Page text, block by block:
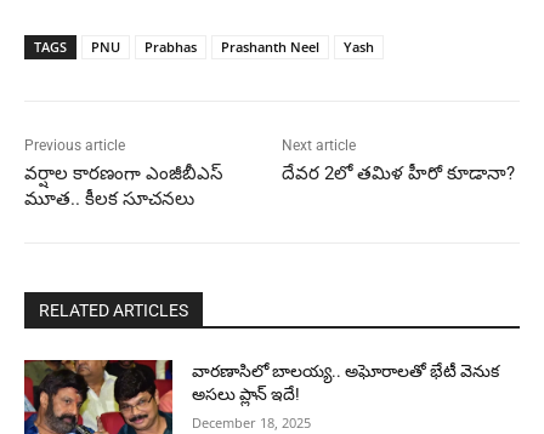
TAGS PNU Prabhas Prashanth Neel Yash
Previous article
వర్షాల కారణంగా ఎంజీబీఎస్
మూత.. కీలక సూచనలు
Next article
దేవర 2లో తమిళ హీరో కూడానా?
RELATED ARTICLES
వారణాసిలో బాలయ్య.. అఘోరాలతో భేటీ వెనుక
అసలు ప్లాన్ ఇదే!
December 18, 2025